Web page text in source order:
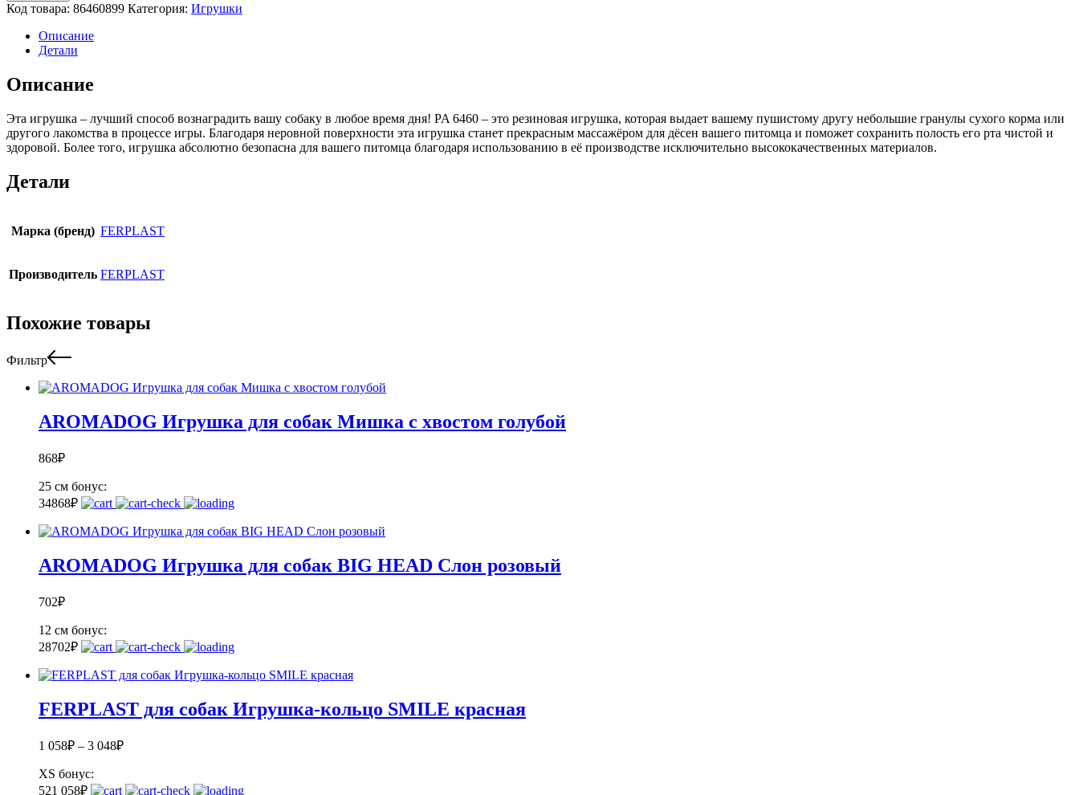
Код товара: 86460899 Категория: Игрушки
Описание
Детали
Описание
Эта игрушка – лучший способ вознаградить вашу собаку в любое время дня! PA 6460 – это резиновая игрушка, которая выдает вашему пушистому другу небольшие гранулы сухого корма или
другого лакомства в процессе игры. Благодаря неровной поверхности эта игрушка станет прекрасным массажёром для дёсен вашего питомца и поможет сохранить полость его рта чистой и
здоровой. Более того, игрушка абсолютно безопасна для вашего питомца благодаря использованию в её производстве исключительно высококачественных материалов.
Детали
Марка (бренд) FERPLAST
Производитель FERPLAST
Похожие товары
Фильтр
AROMADOG Игрушка для собак Мишка с хвостом голубой
868₽
25 см бонус:
34868₽
AROMADOG Игрушка для собак BIG HEAD Слон розовый
702₽
12 см бонус:
28702₽
FERPLAST для собак Игрушка-кольцо SMILE красная
1 058₽ – 3 048₽
XS бонус:
521 058₽